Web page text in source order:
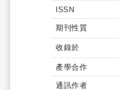
ISSN
期刊性質
收錄於
產學合作
通訊作者